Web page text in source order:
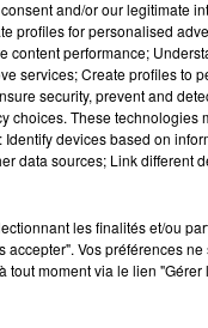
and/or our legitimate
profiles for personalised
content performance;
services; Create profiles to
security, prevent and
choices. These technologies
devices based on
data sources; Link different
les finalités et/ou
Vos préférences
tout moment via le lien